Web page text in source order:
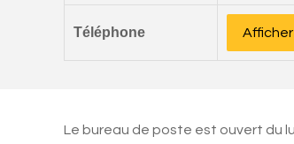
Téléphone
Le bureau de poste est ouvert du